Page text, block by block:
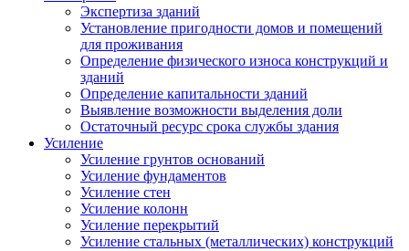
Экспертиза зданий
Установление пригодности домов и помещений
для проживания
Определение физического износа конструкций и
зданий
Определение капитальности зданий
Выявление возможности выделения доли
Остаточный ресурс срока службы здания
Усиление
Усиление грунтов оснований
Усиление фундаментов
Усиление стен
Усиление колонн
Усиление перекрытий
Усиление стальных (металлических) конструкций